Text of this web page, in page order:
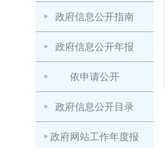
政府信息公开指南
政府信息公开年报
依申请公开
政府信息公开目录
政府网站工作年度报